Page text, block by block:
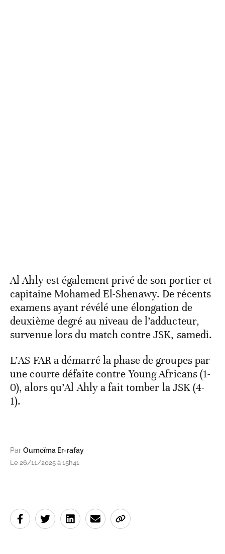
Al Ahly est également privé de son portier et
capitaine Mohamed El-Shenawy. De récents
examens ayant révélé une élongation de
deuxième degré au niveau de l’adducteur,
survenue lors du match contre JSK, samedi.
L’AS FAR a démarré la phase de groupes par
une courte défaite contre Young Africans (1-
0), alors qu’Al Ahly a fait tomber la JSK (4-
1).
Par Oumeïma Er-rafay
Le 26/11/2025 à 15h41